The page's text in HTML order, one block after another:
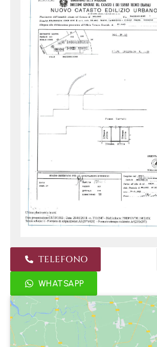
TELEFONO
WHATSAPP